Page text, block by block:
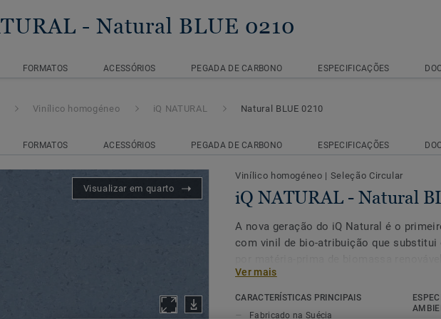
- Natural BLUE 0210
FORMATOS ACESSÓRIOS PEGADA DE CARBONO ESPECIFICAÇÕES
Vinílico homogéneo iQ NATURAL Natural BLUE 0210
FORMATOS ACESSÓRIOS PEGADA DE CARBONO ESPECIFICAÇÕES
Visualizar em quarto
Vinílico homogéneo | Seleção Circular
iQ NATURAL - Natural
A nova geração do iQ Natural é o
com vinil de bio-atribuição que
princípios do balanço de massa e
externos.
Ver mais
CARACTERÍSTICAS PRINCIPAIS
Fabricado na Suécia